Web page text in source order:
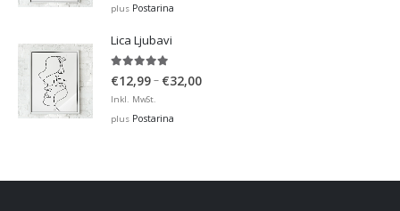
plus Postarina
Lica Ljubavi
5.00out of 5
€12,99– €32,00Price
Inkl. MwSt.
plus Postarina